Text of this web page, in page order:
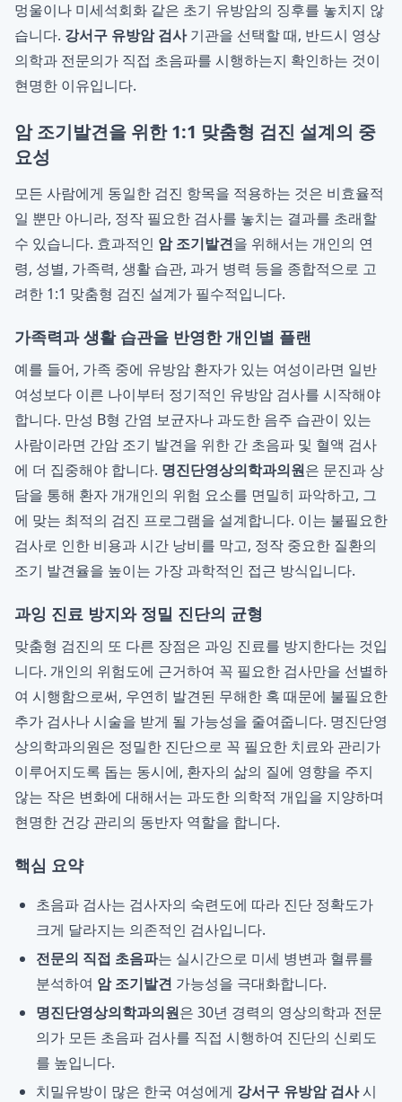
멍울이나 미세석회화 같은 초기 유방암의 징후를 놓치지 않
습니다. 강서구 유방암 검사기관을 선택할 때, 반드시 영상
의학과 전문의가 직접 초음파를 시행하는지 확인하는 것이
현명한 이유입니다.
암 조기발견을 위한 1:1 맞춤형 검진 설계의 중
요성
모든 사람에게 동일한 검진 항목을 적용하는 것은 비효율적
일 뿐만 아니라, 정작 필요한 검사를 놓치는 결과를 초래할
수 있습니다. 효과적인 암 조기발견을 위해서는 개인의 연
령, 성별, 가족력, 생활 습관, 과거 병력 등을 종합적으로 고
려한 1:1 맞춤형 검진 설계가 필수적입니다.
가족력과 생활 습관을 반영한 개인별 플랜
예를 들어, 가족 중에 유방암 환자가 있는 여성이라면 일반
여성보다 이른 나이부터 정기적인 유방암 검사를 시작해야
합니다. 만성 B형 간염 보균자나 과도한 음주 습관이 있는
사람이라면 간암 조기 발견을 위한 간 초음파 및 혈액 검사
에 더 집중해야 합니다. 명진단영상의학과의원은 문진과 상
담을 통해 환자 개개인의 위험 요소를 면밀히 파악하고, 그
에 맞는 최적의 검진 프로그램을 설계합니다. 이는 불필요한
검사로 인한 비용과 시간 낭비를 막고, 정작 중요한 질환의
조기 발견율을 높이는 가장 과학적인 접근 방식입니다.
과잉 진료 방지와 정밀 진단의 균형
맞춤형 검진의 또 다른 장점은 과잉 진료를 방지한다는 것입
니다. 개인의 위험도에 근거하여 꼭 필요한 검사만을 선별하
여 시행함으로써, 우연히 발견된 무해한 혹 때문에 불필요한
추가 검사나 시술을 받게 될 가능성을 줄여줍니다. 명진단영
상의학과의원은 정밀한 진단으로 꼭 필요한 치료와 관리가
이루어지도록 돕는 동시에, 환자의 삶의 질에 영향을 주지
않는 작은 변화에 대해서는 과도한 의학적 개입을 지양하며
현명한 건강 관리의 동반자 역할을 합니다.
핵심 요약
초음파 검사는 검사자의 숙련도에 따라 진단 정확도가
크게 달라지는 의존적인 검사입니다.
전문의 직접 초음파는 실시간으로 미세 병변과 혈류를
분석하여 암 조기발견 가능성을 극대화합니다.
명진단영상의학과의원은 30년 경력의 영상의학과 전문
의가 모든 초음파 검사를 직접 시행하여 진단의 신뢰도
를 높입니다.
치밀유방이 많은 한국 여성에게 강서구 유방암 검사시